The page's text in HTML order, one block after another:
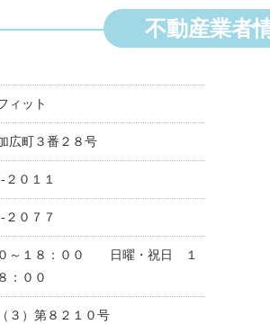
不動産業者
ィット
広町３番２８号
２０１１
２０７７
～１８：００ 日曜・祝日 １
：００
３）第８２１０号